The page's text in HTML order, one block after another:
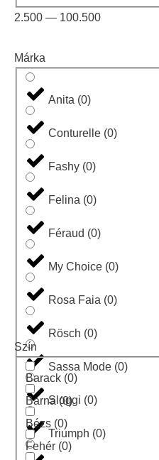
2.500 — 100.500
Márka
Anita (0)
Conturelle (0)
Fashy (0)
Felina (0)
Féraud (0)
My Choice (0)
Rosa Faia (0)
Rösch (0)
Sassa Mode (0)
Sloggi (0)
Triumph (0)
Szín
Barack (0)
Barna (0)
Bézs (0)
Fehér (0)